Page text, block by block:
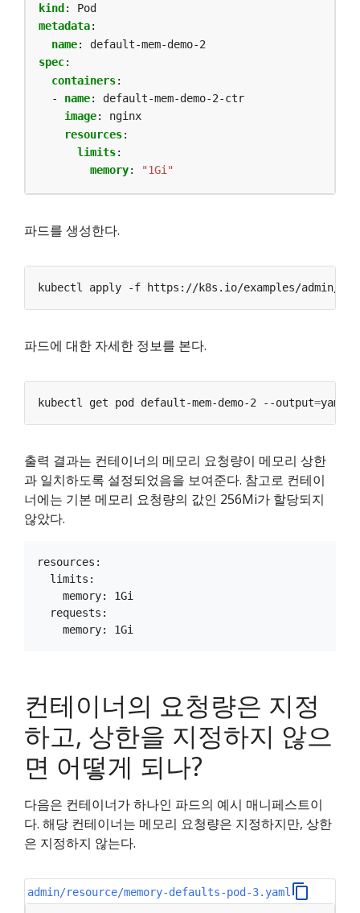
kind :
Pod
metadata:
name:
default-mem-demo-2
spec:
containers:
- name:
default-mem-demo-2-ctr
image:
nginx
resources:
limits:
memory: "1Gi"
파드를 생성한다.
kubectl apply -f https://k8s.io/examples/admin/
파드에 대한 자세한 정보를 본다.
kubectl get pod default-mem-demo-2 --output=yaml
출력 결과는 컨테이너의 메모리 요청량이 메모리 상한
과 일치하도록 설정되었음을 보여준다. 참고로 컨테이
너에는 기본 메모리 요청량의 값인 256Mi가 할당되지
않았다.
resources:
  limits:
    memory: 1Gi
  requests:
컨테이너의 요청량은 지정
하고, 상한을 지정하지 않으
면 어떻게 되나?
다음은 컨테이너가 하나인 파드의 예시 매니페스트이
다. 해당 컨테이너는 메모리 요청량은 지정하지만, 상한
은 지정하지 않는다.
admin/resource/memory-defaults-pod-3.yaml